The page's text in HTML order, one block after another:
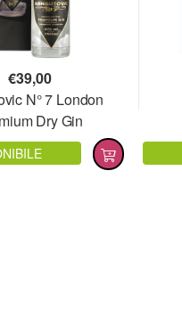
€39,00
N° 7 London
Dry Gin